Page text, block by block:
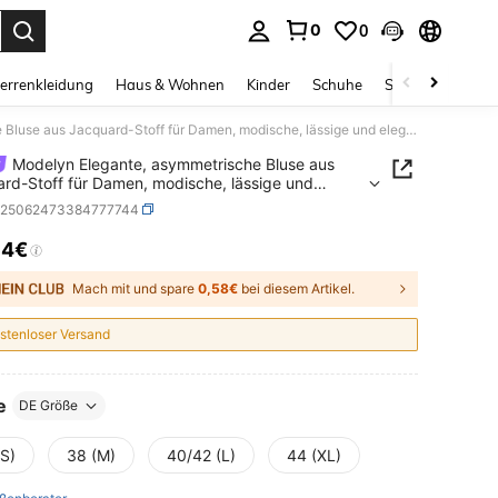
0 0
Haus & Wohnen Kinder Schuhe Schmuck &
Modelyn Elegante, asymmetrische Bluse aus Jacquard-Stoff für Damen, modische, lässige und elegante Herbstkleidung für Damen. Herbstoberteile, Damenhemden, Damenkorsett-Oberteile, modische Hemden mit Taillenbesatz für den Arbeits- und Schulanfang, Party-, Geburtstags- und Abendhemden, Herbstpullover für Damen, Halloweenkostüme und kleidähnliche Korsett-Oberteile, perfekt für Mütter.
Modelyn Elegante, asymmetrische Bluse aus
Stoff für Damen, modische, lässige und
Herbstkleidung für Damen. Herbstoberteile,
Damenkorsett-Oberteile, modische
mit Taillenbesatz für den Arbeits- und
Party-, Geburtstags- und Abendhemden,
für Damen, Halloweenkostüme und
Korsett-Oberteile, perfekt für Mütter.
AND AVAILABILITY
Mach mit und spare 0,58€ bei diesem Artikel.
Versand
DE Größe
38 (M) 40/42 (L) 44 (XL)